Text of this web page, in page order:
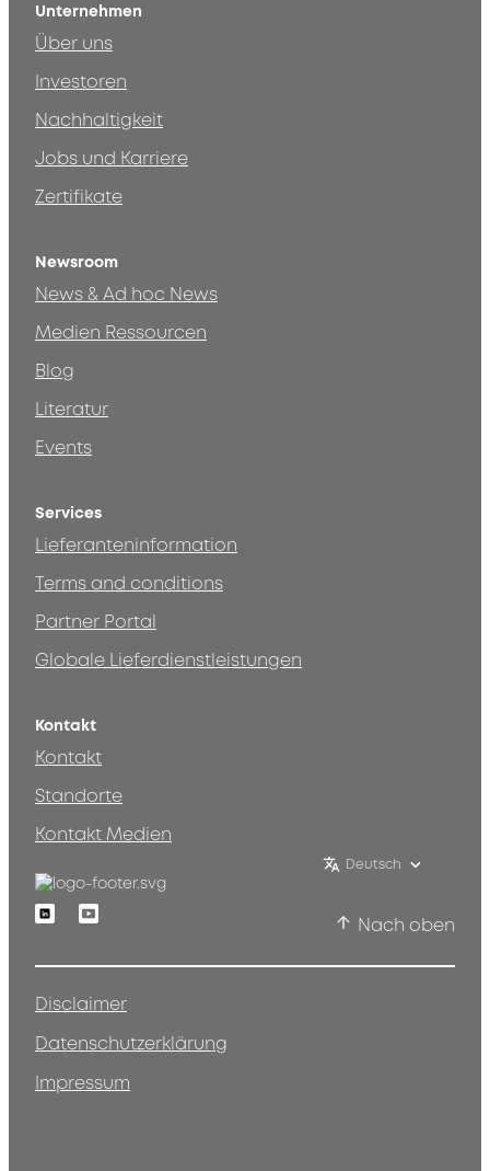
Unternehmen
Über uns
Investoren
Nachhaltigkeit
Jobs und Karriere
Zertifikate
Newsroom
News & Ad hoc News
Medien Ressourcen
Blog
Literatur
Events
Services
Lieferanteninformation
Terms and conditions
Partner Portal
Globale Lieferdienstleistungen
Kontakt
Kontakt
Standorte
Kontakt Medien
Deutsch
LinkedinYoutube
Nach oben
Disclaimer
Datenschutzerklärung
Impressum